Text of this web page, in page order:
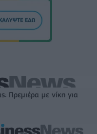
Πρεμιέρα με νίκη για